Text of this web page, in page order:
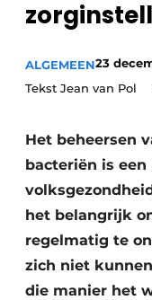
Podcasts
Vacature
Video’s
Privéklinieken
Laboratoria
ALGEMEEN23
Tekst Jean van Pol
Het beheersen
bacteriën is
het belangrijk
regelmatig te
zich niet
die manier het